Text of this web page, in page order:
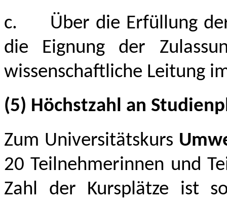
c.
Über die Erfüllung
die Eignung der
wissenschaftliche Leitung
(5) Höchstzahl an
Zum Universitätskurs
20 Teilnehmerinnen und
Zahl der Kursplätze ist